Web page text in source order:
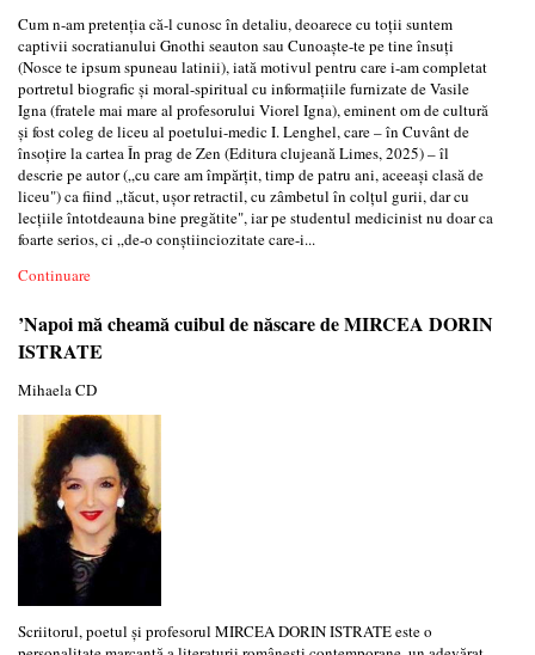
Cum n-am pretenția că-l cunosc în detaliu, deoarece cu toții suntem
captivii socratianului Gnothi seauton sau Cunoaște-te pe tine însuți
(Nosce te ipsum spuneau latinii), iată motivul pentru care i-am completat
portretul biografic și moral-spiritual cu informațiile furnizate de Vasile
Igna (fratele mai mare al profesorului Viorel Igna), eminent om de cultură
și fost coleg de liceu al poetului-medic I. Lenghel, care – în Cuvânt de
însoțire la cartea În prag de Zen (Editura clujeană Limes, 2025) – îl
descrie pe autor („cu care am împărțit, timp de patru ani, aceeași clasă de
liceu") ca fiind „tăcut, ușor retractil, cu zâmbetul în colțul gurii, dar cu
lecțiile întotdeauna bine pregătite", iar pe studentul medicinist nu doar ca
foarte serios, ci „de-o conștiinciozitate care-i...
Continuare
’Napoi mă cheamă cuibul de născare de MIRCEA DORIN
ISTRATE
Mihaela CD
Scriitorul, poetul și profesorul MIRCEA DORIN ISTRATE este o